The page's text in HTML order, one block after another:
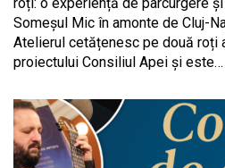
Someșul Mic în amonte de Cluj-
Atelierul cetățenesc pe două roți
proiectului Consiliul Apei și este…